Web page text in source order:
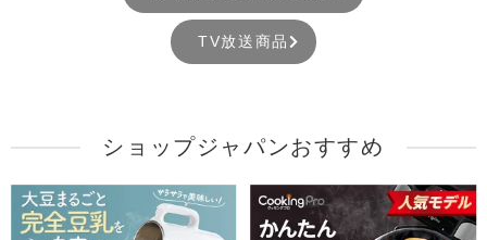
TV放送商品
ショップジャパンおすすめ